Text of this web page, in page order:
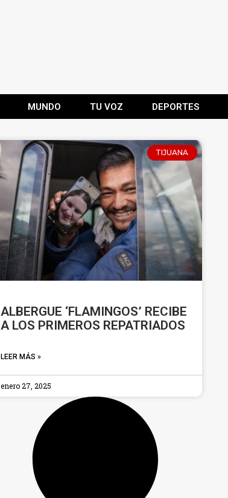
MUNDO TU VOZ DEPORTES
TIJUANA
ALBERGUE ‘FLAMINGOS’ RECIBE
A LOS PRIMEROS REPATRIADOS
LEER MÁS »
enero 27, 2025